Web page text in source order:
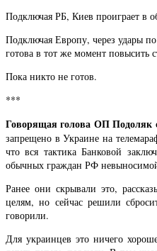
Подключая РБ, Киев проиграет в
Подключая Европу, через удары
готова в тот же момент
Пока никто не готов.
***
Говорящая голова ОП Подоляк
запрещено в Украине на
что вся тактика Банковой
обычных граждан РФ
Ранее они скрывали это,
целям, но сейчас решили
говорили.
Для украинцев это ничего